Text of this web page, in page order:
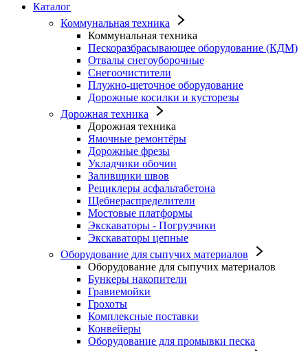
Каталог
Коммунальная техника
Коммунальная техника
Пескоразбрасывающее оборудование (КДМ)
Отвалы снегоуборочные
Снегоочистители
Плужно-щеточное оборудование
Дорожные косилки и кусторезы
Дорожная техника
Дорожная техника
Ямочные ремонтёры
Дорожные фрезы
Укладчики обочин
Заливщики швов
Рециклеры асфальтабетона
Щебнераспределители
Мостовые платформы
Экскаваторы - Погрузчики
Экскаваторы цепные
Оборудование для сыпучих материалов
Оборудование для сыпучих материалов
Бункеры накопители
Гравиемойки
Грохоты
Комплексные поставки
Конвейеры
Оборудование для промывки песка